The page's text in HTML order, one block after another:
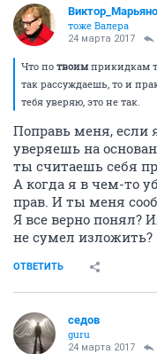
тоже Валера
24 марта 2017
Что по твоимприкидкам
так рассуждаешь, то и
тебя уверяю, это не так.
Поправь меня, если
уверяешь на
ты считаешь себя
А когда я в чем-то
прав. И ты меня
Я все верно понял?
не сумел изложить?
ОТВЕТИТЬ
седов
guru
24 марта 2017